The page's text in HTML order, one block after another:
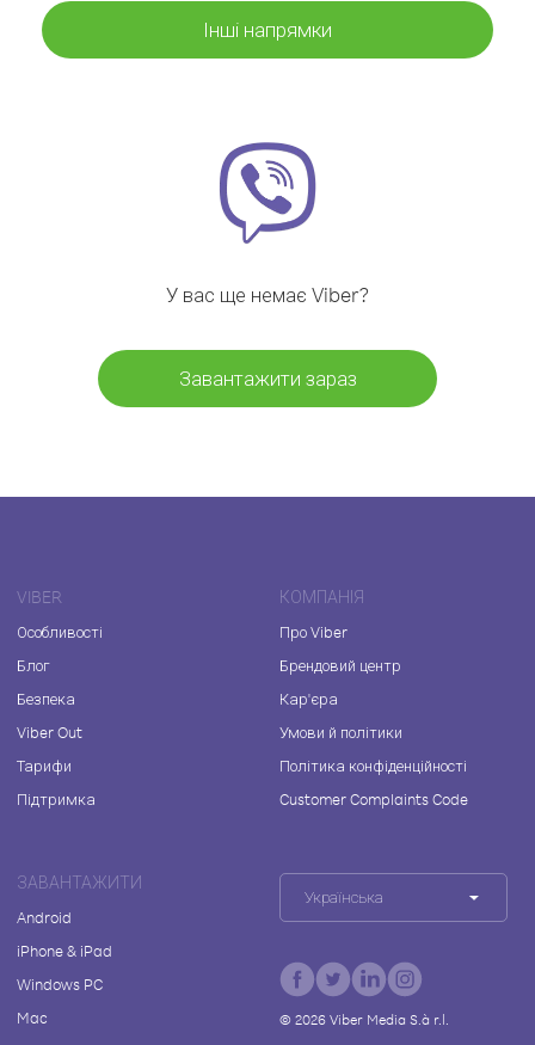
Інші напрямки
У вас ще немає Viber?
Завантажити зараз
VIBER
Особливості
Блог
Безпека
Viber Out
Тарифи
Підтримка
КОМПАНІЯ
Про Viber
Брендовий центр
Кар'єра
Умови й політики
Політика конфіденційності
Customer Complaints Code
ЗАВАНТАЖИТИ
Android
iPhone & iPad
Windows PC
Mac
Українська
© 2026Viber Media S.à r.l.